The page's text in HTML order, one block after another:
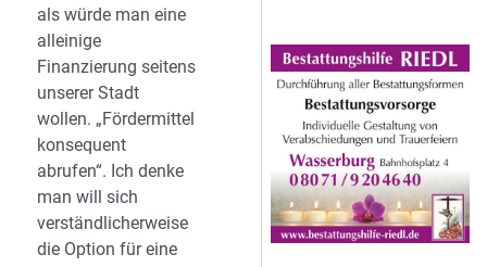
als würde man eine
alleinige
Finanzierung seitens
unserer Stadt
wollen. „Fördermittel
konsequent
abrufen“. Ich denke
man will sich
verständlicherweise
die Option für eine